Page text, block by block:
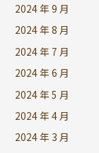
2024 年 9 月
2024 年 8 月
2024 年 7 月
2024 年 6 月
2024 年 5 月
2024 年 4 月
2024 年 3 月